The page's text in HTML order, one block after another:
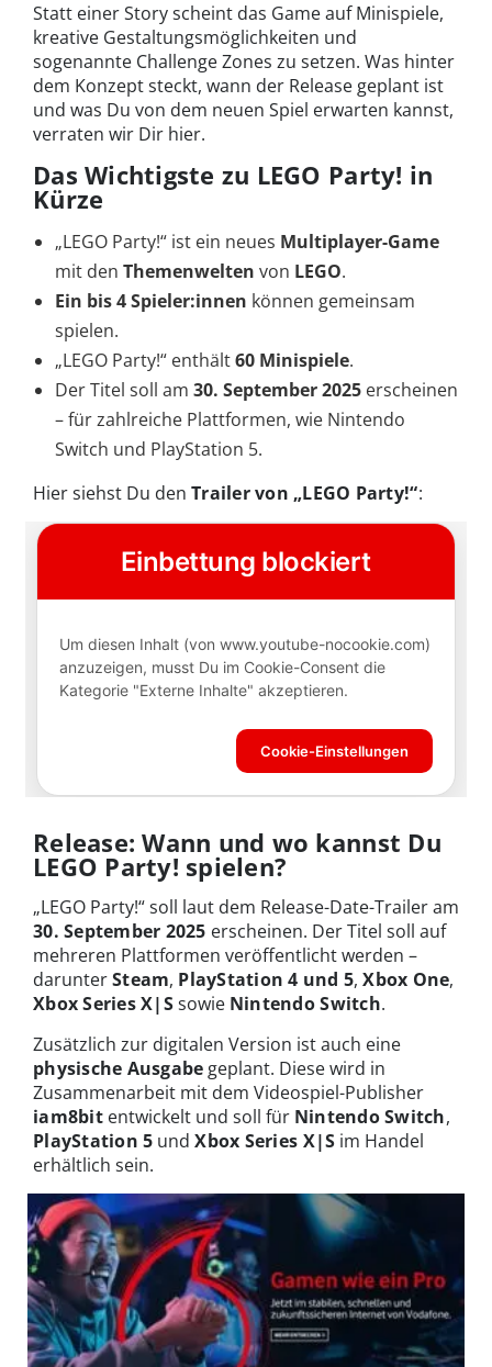
Statt einer Story scheint das Game auf Minispiele,
kreative Gestaltungsmöglichkeiten und
sogenannte Challenge Zones zu setzen. Was hinter
dem Konzept steckt, wann der Release geplant ist
und was Du von dem neuen Spiel erwarten kannst,
verraten wir Dir hier.
Das Wichtigste zu LEGO Party! in
Kürze
„LEGO Party!“ ist ein neues Multiplayer-Game
mit den Themenwelten von LEGO.
Ein bis 4 Spieler:innen können gemeinsam
spielen.
„LEGO Party!“ enthält60 Minispiele.
Der Titel soll am 30. September 2025 erscheinen
– für zahlreiche Plattformen, wie Nintendo
Switch und PlayStation 5.
Hier siehst Du den Trailer von „LEGO Party!“:
Release: Wann und wo kannst Du
LEGO Party! spielen?
„LEGO Party!“ soll laut dem Release-Date-Trailer am
30. September 2025 erscheinen. Der Titel soll auf
mehreren Plattformen veröffentlicht werden –
darunterSteam, PlayStation 4 und 5,Xbox One,
Xbox Series X|Ssowie Nintendo Switch.
Zusätzlich zur digitalen Version ist auch eine
physische Ausgabe geplant. Diese wird in
Zusammenarbeit mit dem Videospiel-Publisher
iam8bitentwickelt und soll für Nintendo Switch,
PlayStation 5 undXbox Series X|S im Handel
erhältlich sein.